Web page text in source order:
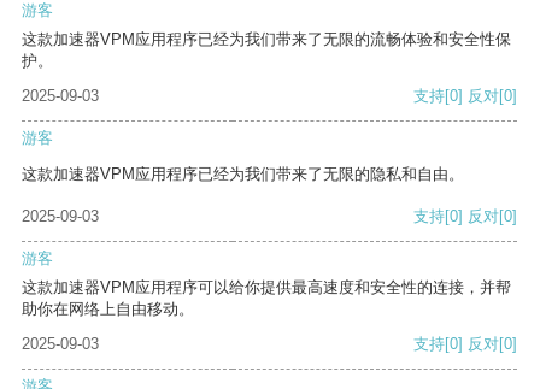
游客
这款加速器VPM应用程序已经为我们带来了无限的流畅体验和安全性保
护。
2025-09-03
支持[0] 反对[0]
游客
这款加速器VPM应用程序已经为我们带来了无限的隐私和自由。
2025-09-03 支持[0] 反对[0]
游客
这款加速器VPM应用程序可以给你提供最高速度和安全性的连接，并帮
助你在网络上自由移动。
2025-09-03
支持[0] 反对[0]